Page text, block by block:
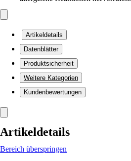
Artikeldetails
Datenblätter
Produktsicherheit
Weitere Kategorien
Kundenbewertungen
Artikeldetails
Bereich überspringen